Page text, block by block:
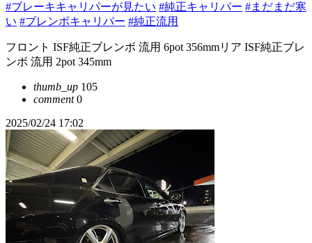
#ブレーキキャリパーが見たい #純正キャリパー #まだまだ寒
い #ブレンボキャリパー #純正流用
フロント ISF純正ブレンボ 流用 6pot 356mmリア ISF純正ブレ
ンボ 流用 2pot 345mm
thumb_up 105
comment0
2025/02/24 17:02